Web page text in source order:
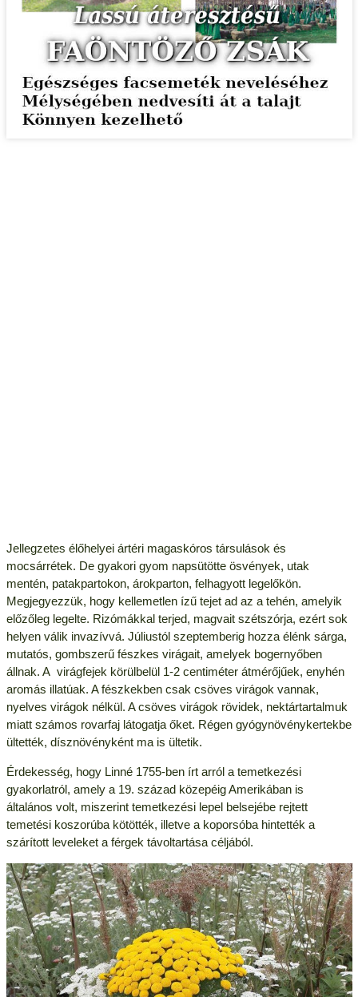
Jellegzetes élőhelyei ártéri magaskóros társulások és
mocsárrétek. De gyakori gyom napsütötte ösvények, utak
mentén, patakpartokon, árokparton, felhagyott legelőkön.
Megjegyezzük, hogy kellemetlen ízű tejet ad az a tehén, amelyik
előzőleg legelte. Rizómákkal terjed, magvait szétszórja, ezért sok
helyen válik invazívvá. Júliustól szeptemberig hozza élénk sárga,
mutatós, gombszerű fészkes virágait, amelyek bogernyőben
állnak. A virágfejek körülbelül 1-2 centiméter átmérőjűek, enyhén
aromás illatúak. A fészkekben csak csöves virágok vannak,
nyelves virágok nélkül. A csöves virágok rövidek, nektártartalmuk
miatt számos rovarfaj látogatja őket. Régen gyógynövénykertekbe
ültették, dísznövényként ma is ültetik.
Érdekesség, hogy Linné 1755-ben írt arról a temetkezési
gyakorlatról, amely a 19. század közepéig Amerikában is
általános volt, miszerint temetkezési lepel belsejébe rejtett
temetési koszorúba kötötték, illetve a koporsóba hintették a
szárított leveleket a férgek távoltartása céljából.